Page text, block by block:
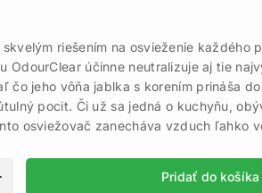
skvelým riešením na osvieženie každého
OdourClear účinne neutralizuje aj tie
čo jeho vôňa jablka s korením prináša
pocit. Či už sa jedná o kuchyňu,
osviežovač zanecháva vzduch ľahko
Pridať do košíka